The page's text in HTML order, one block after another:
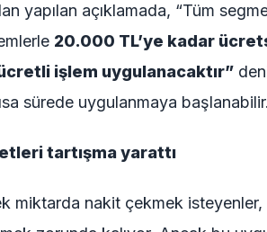
yapılan açıklamada, “Tüm
20.000 TL’ye kadar
işlem uygulanacaktır”
sürede uygulanmaya başlanabilir.
tartışma yarattı
miktarda nakit çekmek isteyenler,